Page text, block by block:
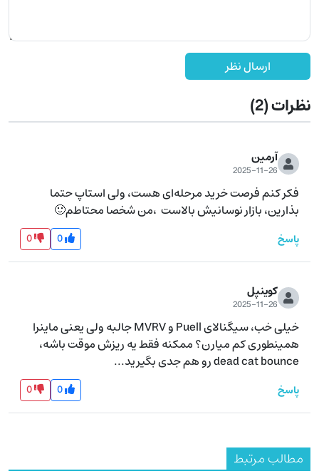
ارسال نظر
نظرات(2)
آرمین
2025-11-26
بذارین، بازار نوسانیش بالاست  ،من شخصا محتاطم🙂
پاسخ 0
0
کوینپل
2025-11-26
dead cat bounce رو هم جدی بگیرید...
پاسخ 0
0
مطالب مرتبط